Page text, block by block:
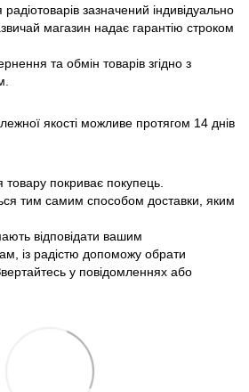
зазначений індивідуально
магазин надає гарантію строком
та обмін товарів згідно з
якості можливе протягом 14 днів
покриває покупець.
тим самим способом доставки, яким
відповідати вашим
із радістю допоможу обрати
у повідомленнях або